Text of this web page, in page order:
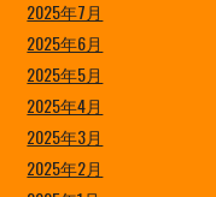
2025年7月
2025年6月
2025年5月
2025年4月
2025年3月
2025年2月